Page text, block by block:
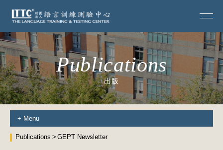
Publications
出版
+ Menu
Publications GEPT Newsletter